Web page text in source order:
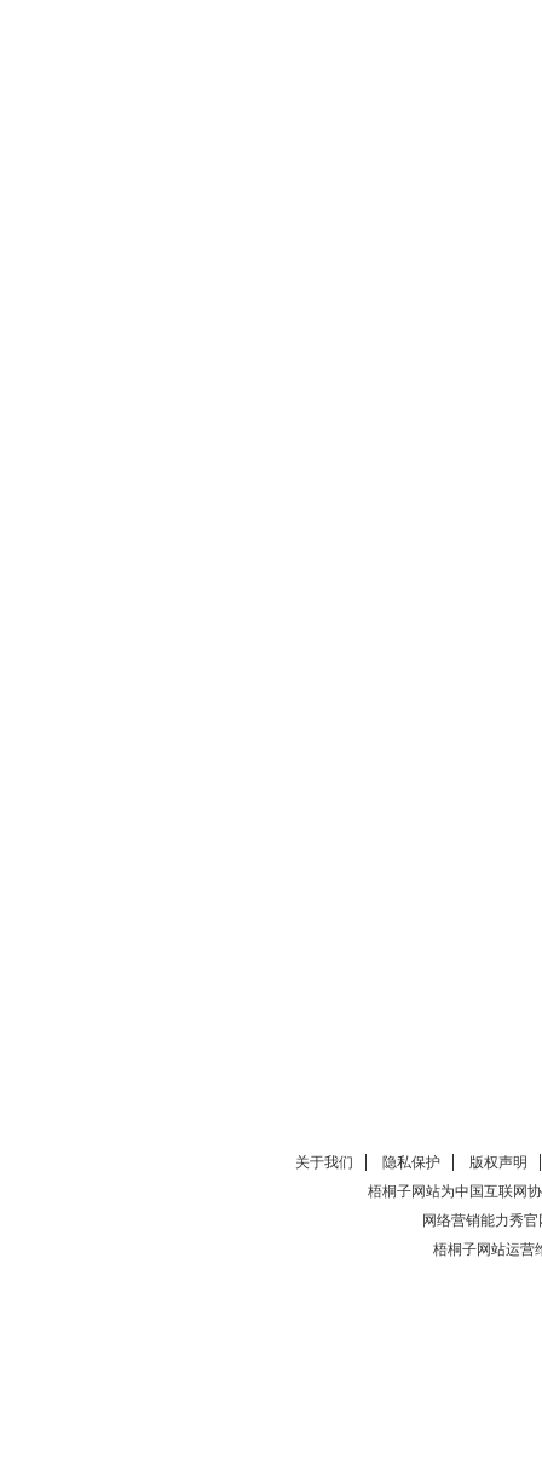
关于我们 隐私保护
版权声明
梧桐子网站为中国互联网
网络营销能力秀官
梧桐子网站运营